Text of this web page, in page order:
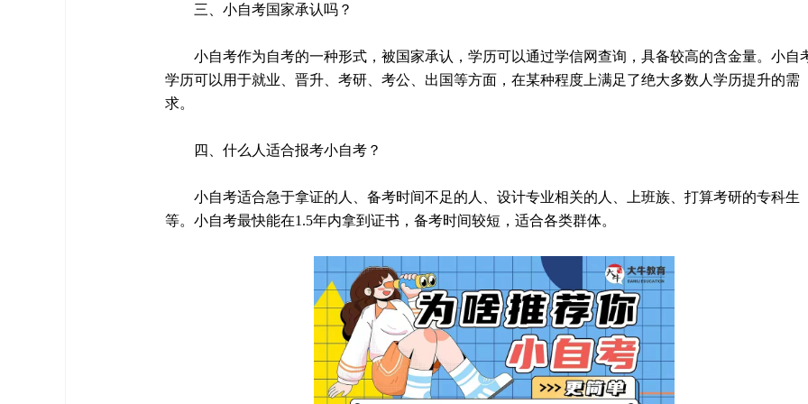
三、小自考国家承认吗？
小自考作为自考的一种形式，被国家承认，学历可以通过学信网查询，具备较高的含金量。小自
学历可以用于就业、晋升、考研、考公、出国等方面，在某种程度上满足了绝大多数人学历提升的需
求。
四、什么人适合报考小自考？
小自考适合急于拿证的人、备考时间不足的人、设计专业相关的人、上班族、打算考研的专科生
等。小自考最快能在1.5年内拿到证书，备考时间较短，适合各类群体。